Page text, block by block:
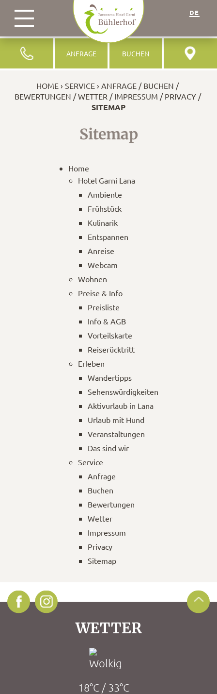
DE
ANFRAGE BUCHEN
HOME SERVICE ANFRAGE
BUCHEN
BEWERTUNGEN
WETTER IMPRESSUM PRIVACY
SITEMAP
Sitemap
Home
Hotel Garni Lana
Ambiente
Frühstück
Kulinarik
Entspannen
Anreise
Webcam
Wohnen
Preise & Info
Preisliste
Info & AGB
Vorteilskarte
Reiserücktritt
Erleben
Wandertipps
Sehenswürdigkeiten
Aktivurlaub in Lana
Urlaub mit Hund
Veranstaltungen
Das sind wir
Service
Anfrage
Buchen
Bewertungen
Wetter
Impressum
Privacy
Sitemap
WETTER
18°C / 33°C